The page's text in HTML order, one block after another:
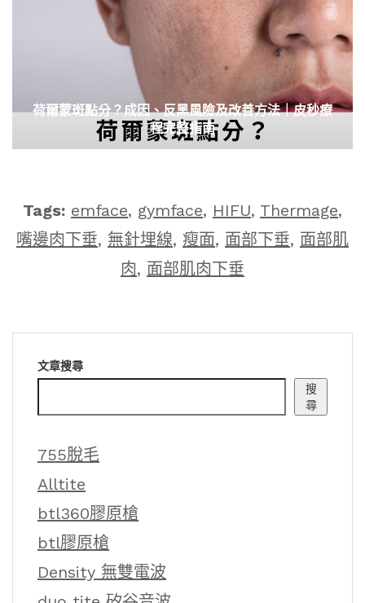
荷爾蒙斑點分？成因、反黑風險及改善方法｜皮秒療
程完整指南
Tags: emface, gymface, HIFU, Thermage,
嘴邊肉下垂, 無針埋線, 瘦面, 面部下垂, 面部肌
肉, 面部肌肉下垂
文章搜尋
搜
尋
755脫毛
Alltite
btl360膠原槍
btl膠原槍
Density 無雙電波